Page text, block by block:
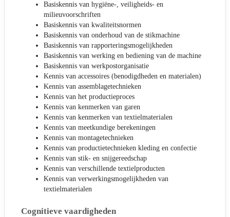
Basiskennis van hygiëne-, veiligheids- en
milieuvoorschriften
Basiskennis van kwaliteitsnormen
Basiskennis van onderhoud van de stikmachine
Basiskennis van rapporteringsmogelijkheden
Basiskennis van werking en bediening van de machine
Basiskennis van werkpostorganisatie
Kennis van accessoires (benodigdheden en materialen)
Kennis van assemblagetechnieken
Kennis van het productieproces
Kennis van kenmerken van garen
Kennis van kenmerken van textielmaterialen
Kennis van meetkundige berekeningen
Kennis van montagetechnieken
Kennis van productietechnieken kleding en confectie
Kennis van stik- en snijgereedschap
Kennis van verschillende textielproducten
Kennis van verwerkingsmogelijkheden van
textielmaterialen
Cognitieve vaardigheden